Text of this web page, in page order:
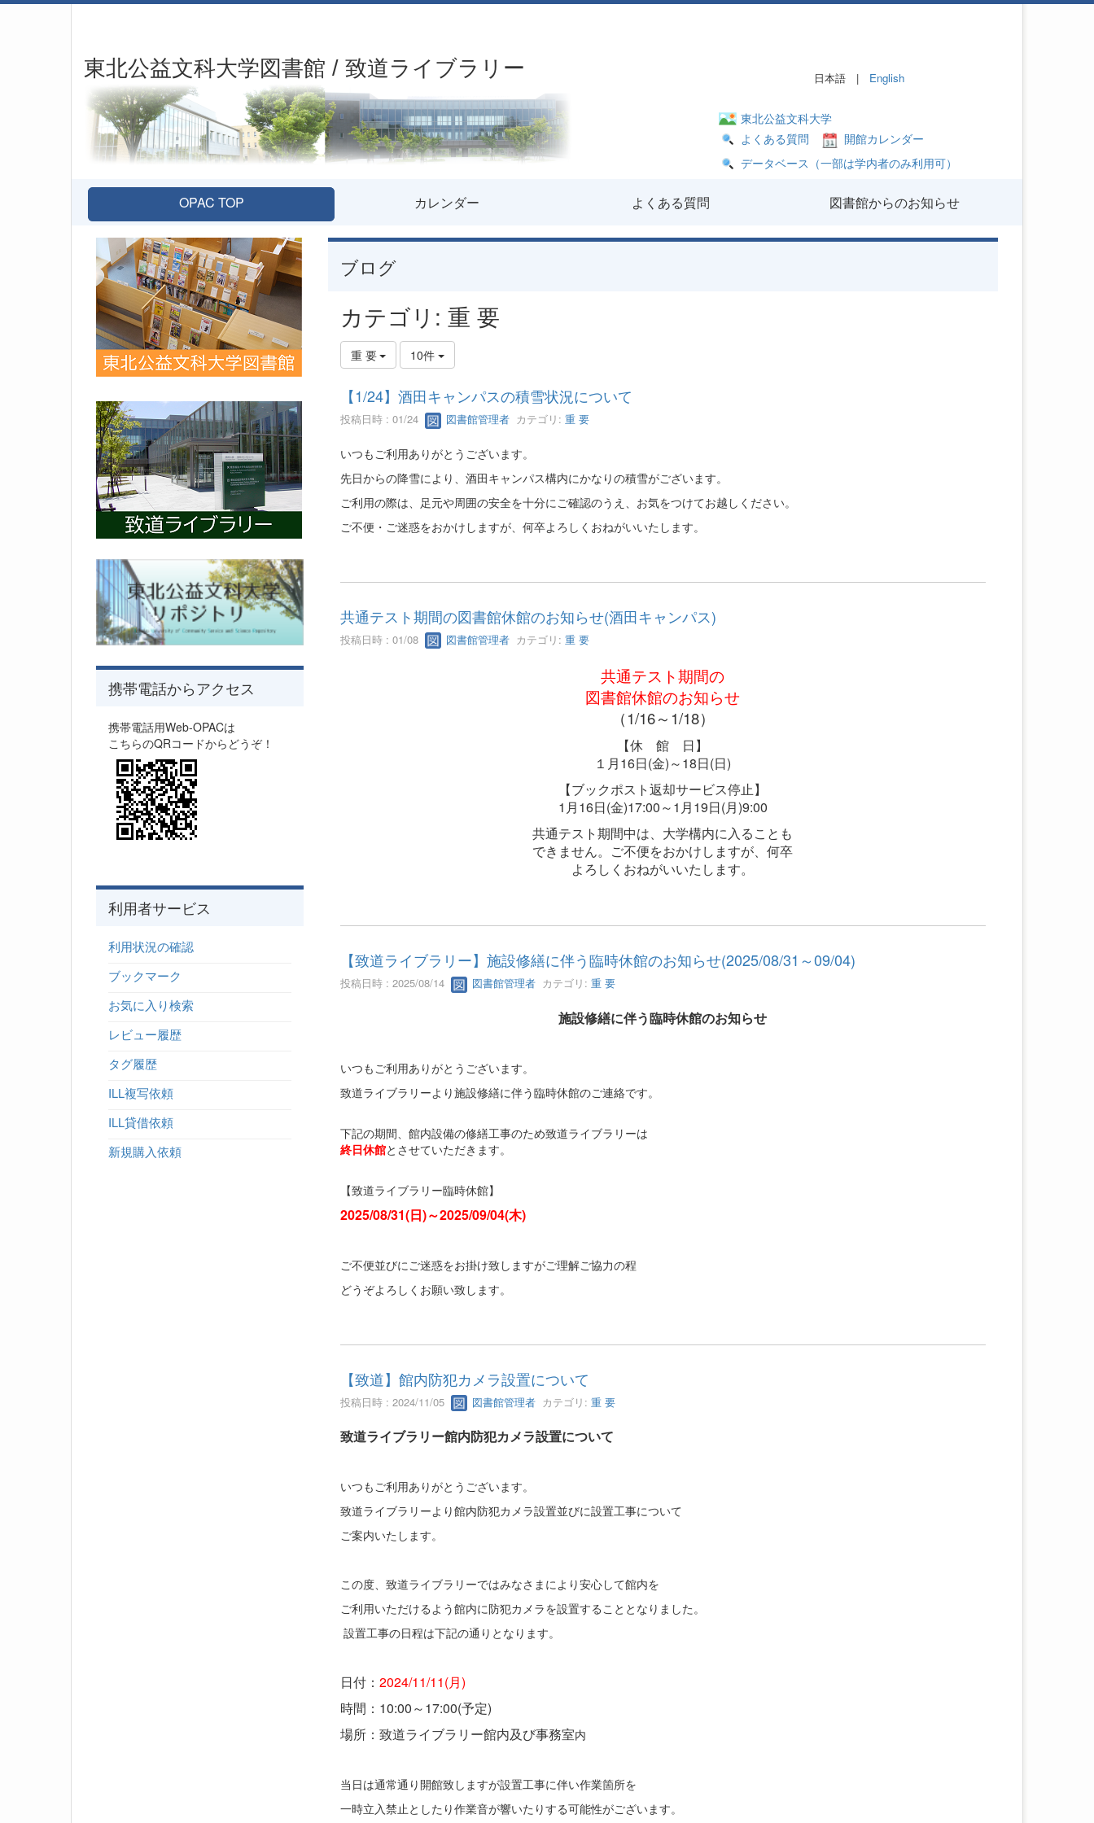
東北公益文科大学図書館 / 致道ライブラリー 日本語 | English
東北公益文科大学
よくある質問
開館カレンダー
データベース（一部は学内者のみ利用可）
OPAC TOP カレンダー よくある質問 図書館からのお知らせ
ブログ
カテゴリ: 重 要
重 要 10件
【1/24】酒田キャンパスの積雪状況について
投稿日時 : 01/24 図書館管理者カテゴリ: 重 要
いつもご利用ありがとうございます。
先日からの降雪により、酒田キャンパス構内にかなりの積雪がございます。
ご利用の際は、足元や周囲の安全を十分にご確認のうえ、お気をつけてお越しください。
ご不便・ご迷惑をおかけしますが、何卒よろしくおねがいいたします。
共通テスト期間の図書館休館のお知らせ(酒田キャンパス)
投稿日時 : 01/08 図書館管理者カテゴリ: 重 要
共通テスト期間の
図書館休館のお知らせ
（1/16～1/18）
【休 館 日】
１月16日(金)～18日(日)
【ブックポスト返却サービス停止】
1月16日(金)17:00～1月19日(月)9:00
共通テスト期間中は、大学構内に入ることも
できません。ご不便をおかけしますが、何卒
よろしくおねがいいたします。
【致道ライブラリー】施設修繕に伴う臨時休館のお知らせ(2025/08/31～09/04)
投稿日時 : 2025/08/14 図書館管理者カテゴリ: 重 要
施設修繕に伴う臨時休館のお知らせ
いつもご利用ありがとうございます。
致道ライブラリーより施設修繕に伴う臨時休館のご連絡です。
下記の期間、館内設備の修繕工事のため致道ライブラリーは
終日休館とさせていただきます。
【致道ライブラリー臨時休館】
2025/08/31(日)～2025/09/04(木)
ご不便並びにご迷惑をお掛け致しますがご理解ご協力の程
どうぞよろしくお願い致します。
【致道】館内防犯カメラ設置について
投稿日時 : 2024/11/05 図書館管理者カテゴリ: 重 要
致道ライブラリー館内防犯カメラ設置について
いつもご利用ありがとうございます。
致道ライブラリーより館内防犯カメラ設置並びに設置工事について
ご案内いたします。
この度、致道ライブラリーではみなさまにより安心して館内を
ご利用いただけるよう館内に防犯カメラを設置することとなりました。
設置工事の日程は下記の通りとなります。
日付： 2024/11/11(月)
時間：10:00～17:00(予定)
場所：致道ライブラリー館内及び事務室内
当日は通常通り開館致しますが設置工事に伴い作業箇所を
一時立入禁止としたり作業音が響いたりする可能性がございます。
携帯電話からアクセス
携帯電話用Web-OPACは
こちらのQRコードからどうぞ！
利用者サービス
利用状況の確認
ブックマーク
お気に入り検索
レビュー履歴
タグ履歴
ILL複写依頼
ILL貸借依頼
新規購入依頼